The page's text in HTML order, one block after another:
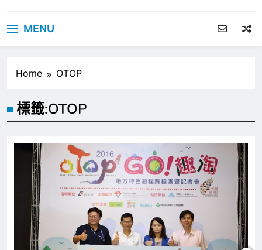
MENU
Home OTOP
標籤:OTOP